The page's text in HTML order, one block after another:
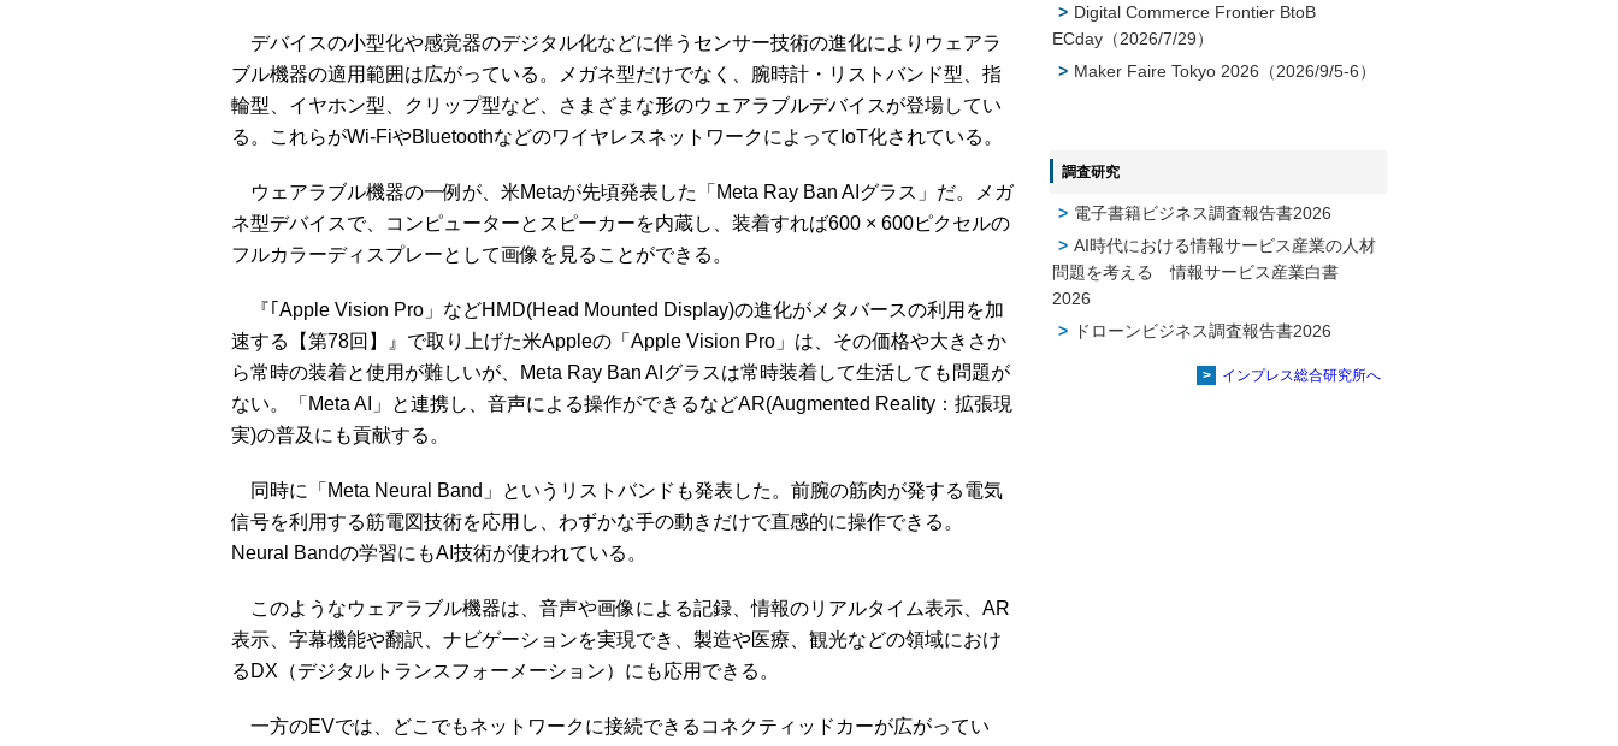
デバイスの小型化や感覚器のデジタル化などに伴うセンサー技術の進化によりウェアラ
ブル機器の適用範囲は広がっている。メガネ型だけでなく、腕時計・リストバンド型、指
輪型、イヤホン型、クリップ型など、さまざまな形のウェアラブルデバイスが登場してい
る。これらがWi-FiやBluetoothなどのワイヤレスネットワークによってIoT化されている。
ウェアラブル機器の一例が、米Metaが先頃発表した「Meta Ray Ban AIグラス」だ。メガ
ネ型デバイスで、コンピューターとスピーカーを内蔵し、装着すれば600 × 600ピクセルの
フルカラーディスプレーとして画像を見ることができる。
『｢Apple Vision Pro」などHMD(Head Mounted Display)の進化がメタバースの利用を加
速する【第78回】』で取り上げた米Appleの「Apple Vision Pro」は、その価格や大きさか
ら常時の装着と使用が難しいが、Meta Ray Ban AIグラスは常時装着して生活しても問題が
ない。「Meta AI」と連携し、音声による操作ができるなどAR(Augmented Reality：拡張現
実)の普及にも貢献する。
同時に「Meta Neural Band」というリストバンドも発表した。前腕の筋肉が発する電気
信号を利用する筋電図技術を応用し、わずかな手の動きだけで直感的に操作できる。
Neural Bandの学習にもAI技術が使われている。
このようなウェアラブル機器は、音声や画像による記録、情報のリアルタイム表示、AR
表示、字幕機能や翻訳、ナビゲーションを実現でき、製造や医療、観光などの領域におけ
るDX（デジタルトランスフォーメーション）にも応用できる。
一方のEVでは、どこでもネットワークに接続できるコネクティッドカーが広がってい
Digital Commerce Frontier BtoB
ECday（2026/7/29）
Maker Faire Tokyo 2026（2026/9/5-6）
調査研究
電子書籍ビジネス調査報告書2026
AI時代における情報サービス産業の⼈材
問題を考える 情報サービス産業⽩書
2026
ドローンビジネス調査報告書2026
インプレス総合研究所へ